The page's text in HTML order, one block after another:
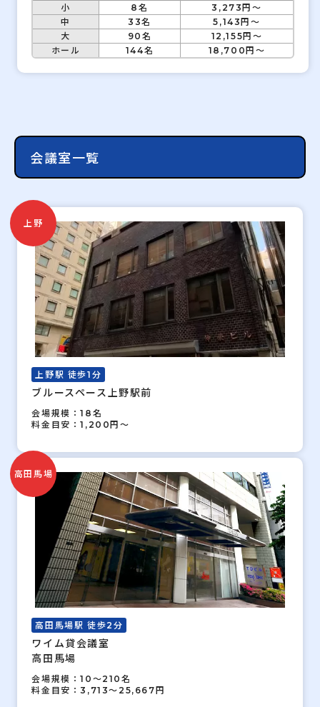
小
8名
3,273円～
中
33名
5,143円～
大
90名
12,155円～
ホール
144名 18,700円～
会議室一覧
上野
上野駅 徒歩1分
ブルースペース上野駅前
会場規模：18名
料金目安：1,200円～
高田馬場
高田馬場駅 徒歩2分
ワイム貸会議室
高田馬場
会場規模：10～210名
料金目安：3,713～25,667円